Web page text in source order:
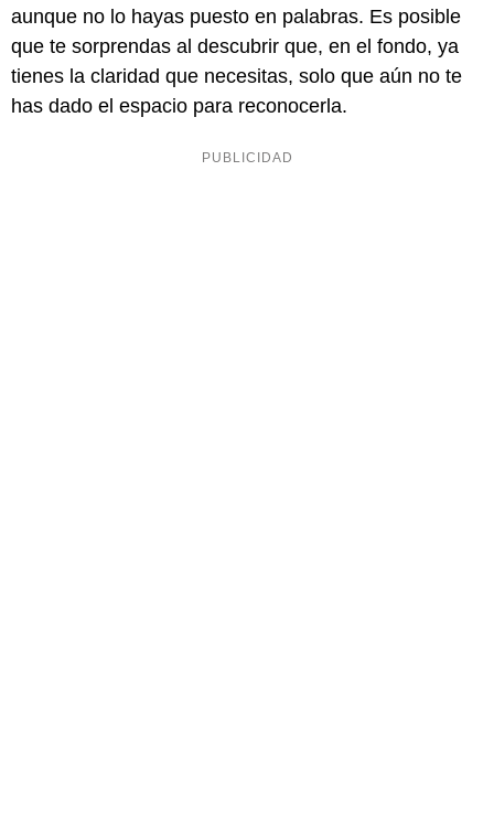
aunque no lo hayas puesto en palabras. Es posible
que te sorprendas al descubrir que, en el fondo, ya
tienes la claridad que necesitas, solo que aún no te
has dado el espacio para reconocerla.